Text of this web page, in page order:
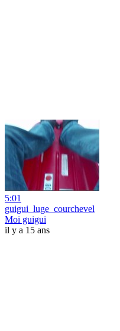
5:01
guigui_luge_courchevel
Moi guigui
il y a 15 ans